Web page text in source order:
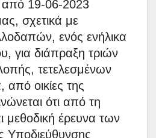
από 19-06-2023
σχετικά με
ενός ενήλικα
για διάπραξη τριών
τετελεσμένων
από οικίες της
ότι από τη
μεθοδική έρευνα των
Υποδιεύθυνσης